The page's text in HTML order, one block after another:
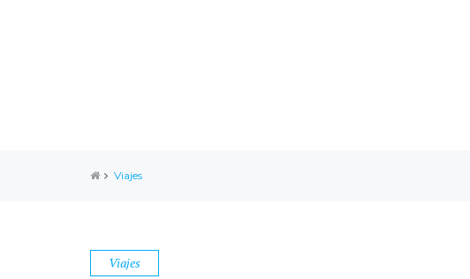
Viajes
Viajes